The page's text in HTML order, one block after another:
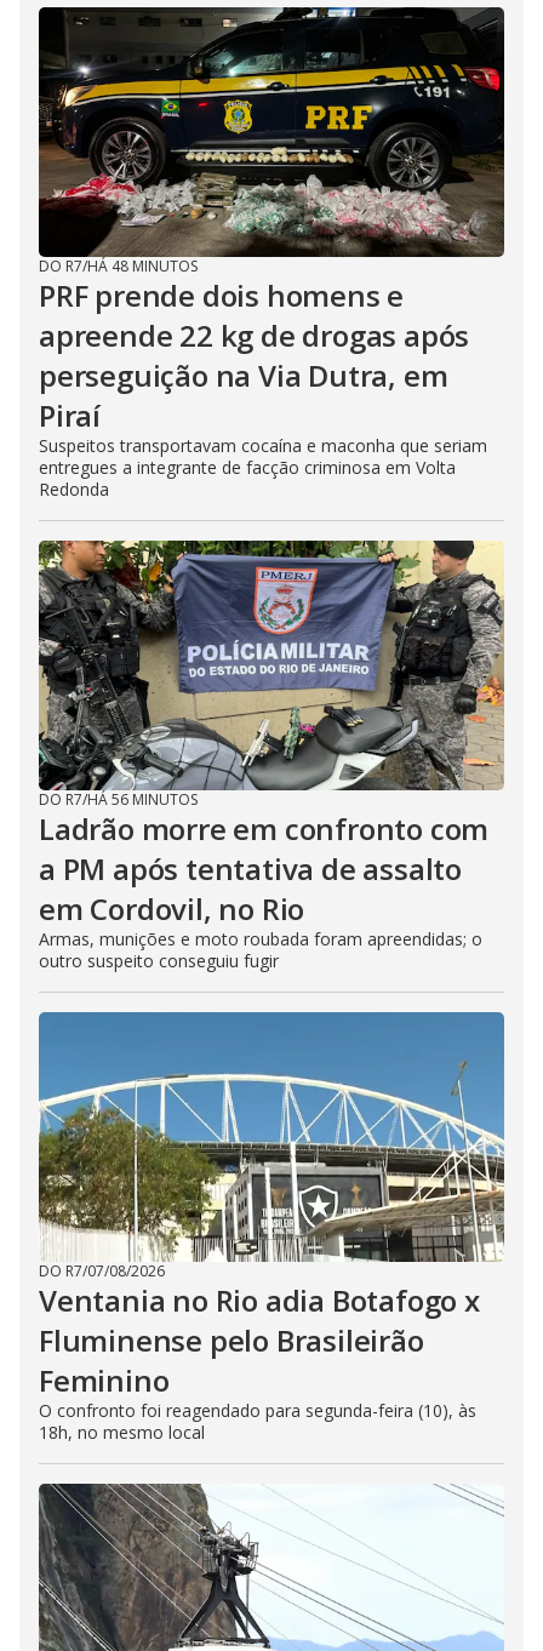
DO R7/HÁ 48 MINUTOS
PRF prende dois homens e
apreende 22 kg de drogas após
perseguição na Via Dutra, em
Piraí
Suspeitos transportavam cocaína e maconha que seriam
entregues a integrante de facção criminosa em Volta
Redonda
DO R7/HÁ 56 MINUTOS
Ladrão morre em confronto com
a PM após tentativa de assalto
em Cordovil, no Rio
Armas, munições e moto roubada foram apreendidas; o
outro suspeito conseguiu fugir
DO R7/07/08/2026
Ventania no Rio adia Botafogo x
Fluminense pelo Brasileirão
Feminino
O confronto foi reagendado para segunda-feira (10), às
18h, no mesmo local